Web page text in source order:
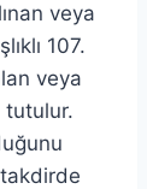
veya
107.
veya
tutulur.